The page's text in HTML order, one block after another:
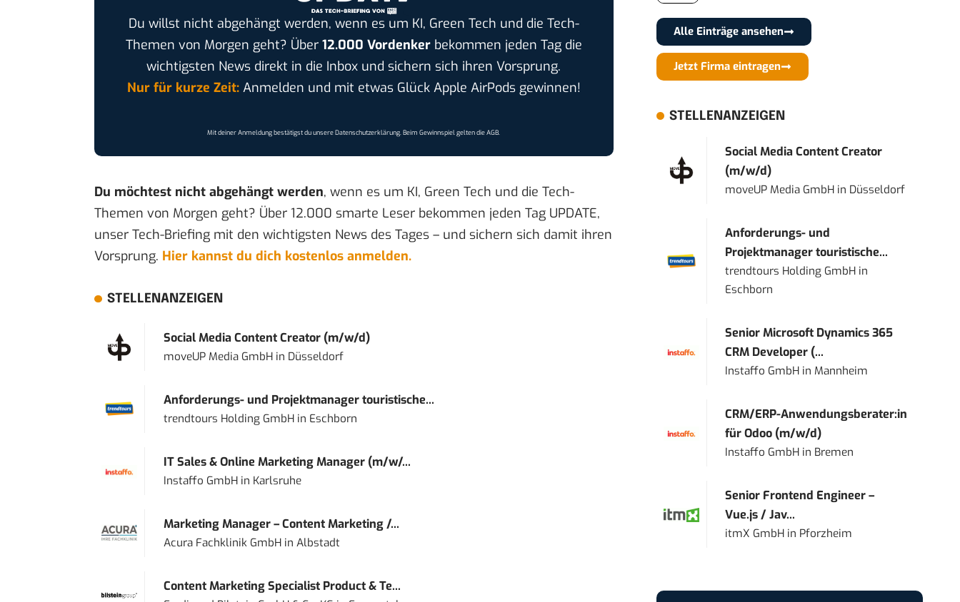
Du willst nicht abgehängt werden, wenn es um KI, Green Tech und die Tech-
Themen von Morgen geht? Über 12.000 Vordenkerbekommen jeden Tag die
wichtigsten News direkt in die Inbox und sichern sich ihren Vorsprung.
Nur für kurze Zeit:Anmelden und mit etwas Glück Apple AirPods gewinnen!
Mit deiner Anmeldung bestätigst du unsereDatenschutzerklärung. Beim Gewinnspiel gelten dieAGB.
Du möchtest nicht abgehängt werden, wenn es um KI, Green Tech und die Tech-
Themen von Morgen geht? Über 12.000 smarte Leser bekommen jeden Tag UPDATE,
unser Tech-Briefing mit den wichtigsten News des Tages – und sichern sich damit ihren
Vorsprung. Hier kannst du dich kostenlos anmelden.
STELLENANZEIGEN
Social Media Content Creator (m/w/d)
moveUP Media GmbHin Düsseldorf
Anforderungs- und Projektmanager touristische...
trendtours Holding GmbHin Eschborn
IT Sales & Online Marketing Manager (m/w/...
Instaffo GmbHin Karlsruhe
Marketing Manager – Content Marketing /...
Acura Fachklinik GmbHin Albstadt
Content Marketing Specialist Product & Te...
Alle Einträge ansehen
Jetzt Firma eintragen
STELLENANZEIGEN
Social Media Content Creator
(m/w/d)
moveUP Media GmbH in Düsseldorf
Anforderungs- und
Projektmanager touristische...
trendtours Holding GmbH in
Eschborn
Senior Microsoft Dynamics 365
CRM Developer (...
Instaffo GmbH in Mannheim
CRM/ERP-Anwendungsberater:in
für Odoo (m/w/d)
Instaffo GmbH in Bremen
Senior Frontend Engineer –
Vue.js / Jav...
itmX GmbH in Pforzheim